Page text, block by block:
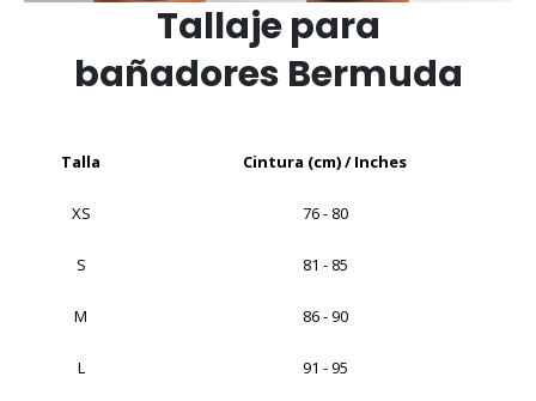
Tallaje para
bañadores Bermuda
Talla Cintura (cm) / Inches
XS 76 - 80
S 81 - 85
M 86 - 90
L 91 - 95